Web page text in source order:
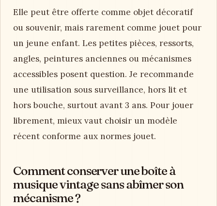
Elle peut être offerte comme objet décoratif
ou souvenir, mais rarement comme jouet pour
un jeune enfant. Les petites pièces, ressorts,
angles, peintures anciennes ou mécanismes
accessibles posent question. Je recommande
une utilisation sous surveillance, hors lit et
hors bouche, surtout avant 3 ans. Pour jouer
librement, mieux vaut choisir un modèle
récent conforme aux normes jouet.
Comment conserver une boîte à
musique vintage sans abîmer son
mécanisme ?